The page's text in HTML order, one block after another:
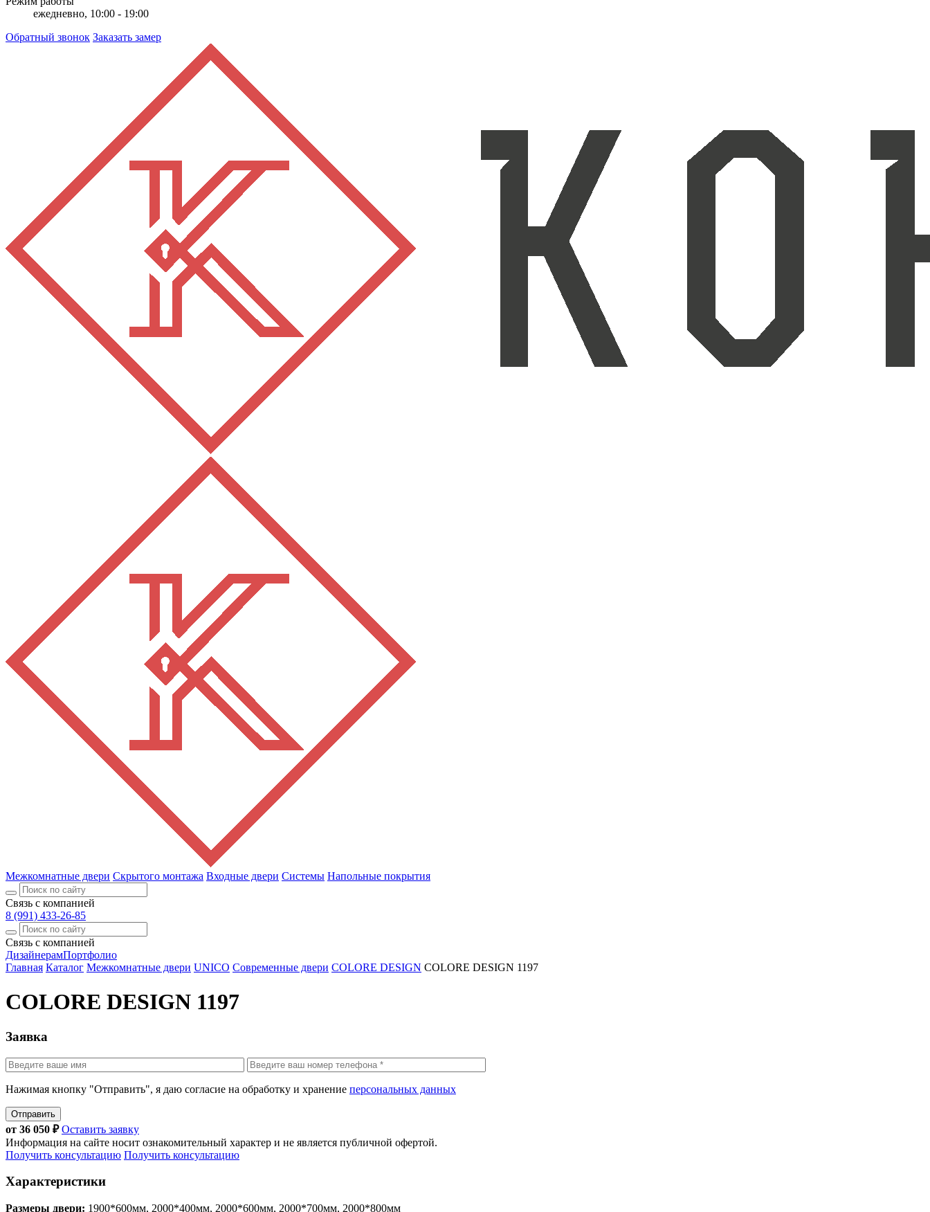
ежедневно, 10:00 - 19:00
Обратный звонок Заказать замер
Межкомнатные двери Скрытого монтажа Входные двери Системы Напольные покрытия
Связь с компанией
8 (991) 433-26-85
Связь с компанией
ДизайнерамПортфолио
Главная Каталог Межкомнатные двери UNICO Современные двери COLORE DESIGN COLORE DESIGN 1197
COLORE DESIGN 1197
Заявка
Нажимая кнопку "Отправить", я даю согласие на обработку и хранение персональных данных
Отправить
от 36 050 ₽Оставить заявку
Информация на сайте носит ознакомительный характер и не является публичной офертой.
Получить консультацию Получить консультацию
Характеристики
Размеры двери: 1900*600мм, 2000*400мм, 2000*600мм, 2000*700мм, 2000*800мм